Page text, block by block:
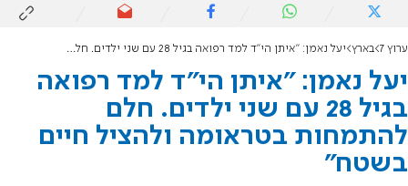
ערוץ 7 בארץ יעל נאמן: "איתן הי"ד למד רפואה בגיל 28 עם שני ילדים. חלם להתמחות בטראומה ולהציל חיים בשטח"
יעל נאמן: "איתן הי"ד למד רפואה
בגיל 28 עם שני ילדים. חלם
להתמחות בטראומה ולהציל חיים
בשטח"